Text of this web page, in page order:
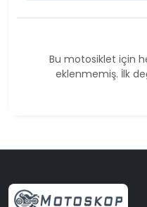
Bu motosiklet için
eklenmemiş. İlk